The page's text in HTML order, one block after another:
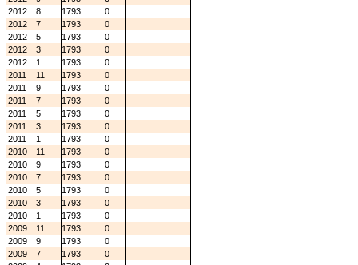
2012
8 1793
0
2012
7 1793
0
2012
5 1793
0
2012
3 1793
0
2012
1 1793
0
2011
11 1793
0
2011
9 1793
0
2011
7 1793
0
2011
5 1793
0
2011
3 1793
0
2011
1 1793
0
2010
11 1793
0
2010
9 1793
0
2010
7 1793
0
2010
5 1793
0
2010
3 1793
0
2010
1 1793
0
2009
11 1793
0
2009
9 1793
0
2009
7 1793
0